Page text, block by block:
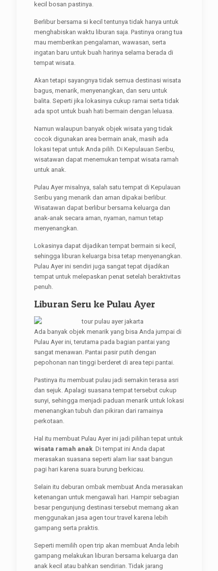
kecil bosan pastinya.
Berlibur bersama si kecil tentunya tidak hanya untuk
menghabiskan waktu liburan saja. Pastinya orang tua
mau memberikan pengalaman, wawasan, serta
ingatan baru untuk buah harinya selama berada di
tempat wisata.
Akan tetapi sayangnya tidak semua destinasi wisata
bagus, menarik, menyenangkan, dan seru untuk
balita. Seperti jika lokasinya cukup ramai serta tidak
ada spot untuk buah hati bermain dengan leluasa.
Namun walaupun banyak objek wisata yang tidak
cocok digunakan area bermain anak, masih ada
lokasi tepat untuk Anda pilih. Di Kepulauan Seribu,
wisatawan dapat menemukan tempat wisata ramah
untuk anak.
Pulau Ayer misalnya, salah satu tempat di Kepulauan
Seribu yang menarik dan aman dipakai berlibur.
Wisatawan dapat berlibur bersama keluarga dan
anak-anak secara aman, nyaman, namun tetap
menyenangkan.
Lokasinya dapat dijadikan tempat bermain si kecil,
sehingga liburan keluarga bisa tetap menyenangkan.
Pulau Ayer ini sendiri juga sangat tepat dijadikan
tempat untuk melepaskan penat setelah beraktivitas
penuh.
Liburan Seru ke Pulau Ayer
Ada banyak objek menarik yang bisa Anda jumpai di
Pulau Ayer ini, terutama pada bagian pantai yang
sangat menawan. Pantai pasir putih dengan
pepohonan nan tinggi berderet di area tepi pantai.
Pastinya itu membuat pulau jadi semakin terasa asri
dan sejuk. Apalagi suasana tempat tersebut cukup
sunyi, sehingga menjadi paduan menarik untuk lokasi
menenangkan tubuh dan pikiran dari ramainya
perkotaan.
Hal itu membuat Pulau Ayer ini jadi pilihan tepat untuk
wisata ramah anak. Di tempat ini Anda dapat
merasakan suasana seperti alam liar saat bangun
pagi hari karena suara burung berkicau.
Selain itu deburan ombak membuat Anda merasakan
ketenangan untuk mengawali hari. Hampir sebagian
besar pengunjung destinasi tersebut memang akan
menggunakan jasa agen tour travel karena lebih
gampang serta praktis.
Seperti memilih open trip akan membuat Anda lebih
gampang melakukan liburan bersama keluarga dan
anak kecil atau bahkan sendirian. Tidak jarang